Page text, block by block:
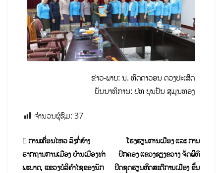
ຂ່າວ-ພາບ: ນ. ທິດດາວອນ ດວງປະເສີດ
ບັນນາທິການ: ປທ ບຸນປັນ ສຸມຸນທອງ
ຈຳນວນຜູ້ຊົມ: 37
ໂຮງຮຽນການເມືອງ ແລະ ການ
ປົກຄອງ ແຂວງຊຽງຂວາງ ຈັດພິທີ
ປິດຊຸດຮຽນທິດສະດີການເມືອງ ຂັ້ນ
ການເຄື່ອນໄຫວ ລົງກໍ່ສ້າງ
ຮາກຖານການເມືອງ ບ້ານເມືອງທ່າ
ພະບາດ, ແຂວງບໍລິຄໍາໄຊຂອງນັກ